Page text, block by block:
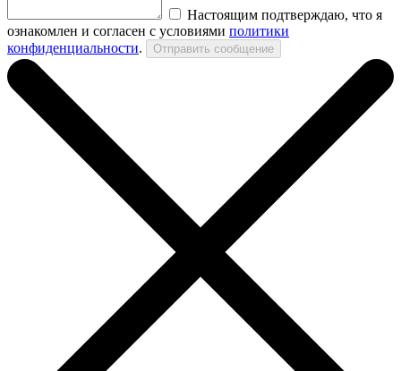
Настоящим подтверждаю, что я
ознакомлен и согласен с условиями политики
конфиденциальности.